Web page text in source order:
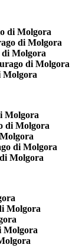
di Molgora
di Molgora
Molgora
di Molgora
Molgora
Molgora
di Molgora
di Molgora
Molgora
Molgora
Molgora